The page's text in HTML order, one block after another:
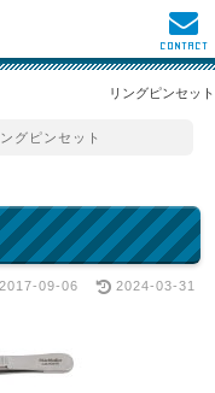
リングピンセット
グピンセット
2017-09-06 2024-03-31
CONTACT